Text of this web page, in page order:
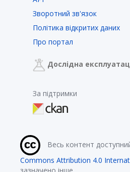
Зворотний зв'язок
Політика відкритих даних
Про портал
Дослідна
За підтримки
Весь контент
Commons Attribution 4.0